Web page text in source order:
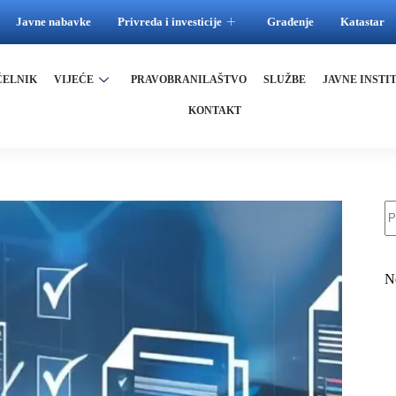
Javne nabavke Privreda i investicije Građenje Katastar
VIJEĆE PRAVOBRANILAŠTVO SLUŽBE JAVNE
KONTAKT